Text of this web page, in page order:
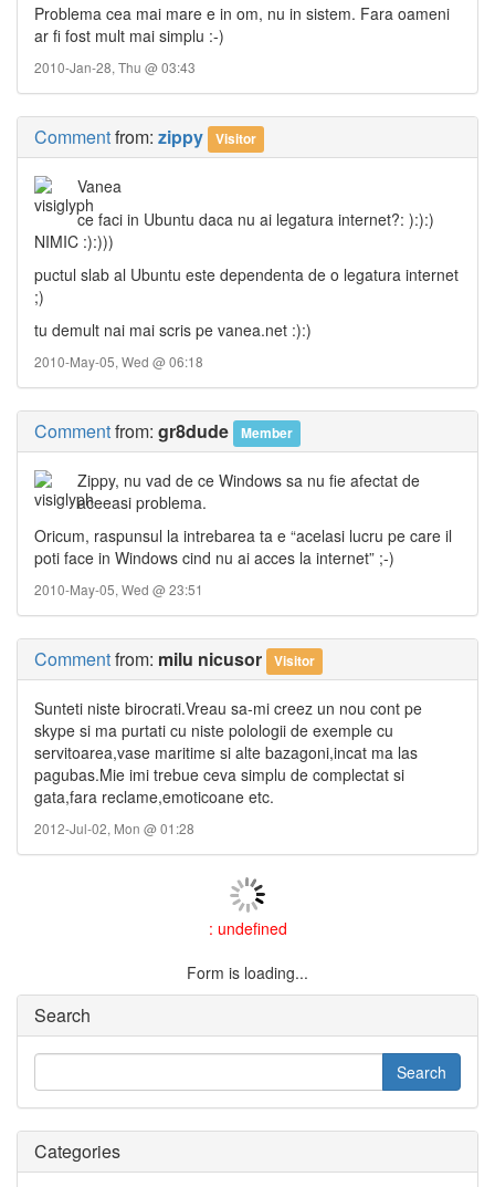
Problema cea mai mare e in om, nu in sistem. Fara oameni
ar fi fost mult mai simplu :-)
2010-Jan-28, Thu @ 03:43
Commentfrom: zippy Visitor
Vanea
ce faci in Ubuntu daca nu ai legatura internet?: ):):)
NIMIC :):)))
puctul slab al Ubuntu este dependenta de o legatura internet
;)
tu demult nai mai scris pe vanea.net :):)
2010-May-05, Wed @ 06:18
Commentfrom: gr8dude Member
Zippy, nu vad de ce Windows sa nu fie afectat de
aceeasi problema.
Oricum, raspunsul la intrebarea ta e “acelasi lucru pe care il
poti face in Windows cind nu ai acces la internet” ;-)
2010-May-05, Wed @ 23:51
Commentfrom: milu nicusor Visitor
Sunteti niste birocrati.Vreau sa-mi creez un nou cont pe
skype si ma purtati cu niste polologii de exemple cu
servitoarea,vase maritime si alte bazagoni,incat ma las
pagubas.Mie imi trebue ceva simplu de complectat si
gata,fara reclame,emoticoane etc.
2012-Jul-02, Mon @ 01:28
: undefined
Form is loading...
Search
Categories